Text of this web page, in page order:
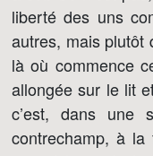
liberté des uns
autres, mais plutôt
là où commence
allongée sur le lit
c’est, dans une
contrechamp, à la